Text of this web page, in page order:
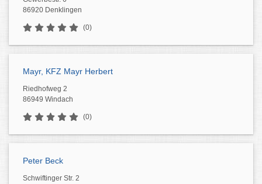
86920 Denklingen
(0)
Mayr, KFZ Mayr Herbert
Riedhofweg 2
86949 Windach
(0)
Peter Beck
Schwiftinger Str. 2